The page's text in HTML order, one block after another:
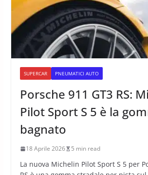
SUPERCAR PNEUMATICI AUTO
Porsche 911 GT3 RS:
Pilot Sport S 5 è la
bagnato
18 Aprile 2026 5 min read
La nuova Michelin Pilot Sport S 5 per